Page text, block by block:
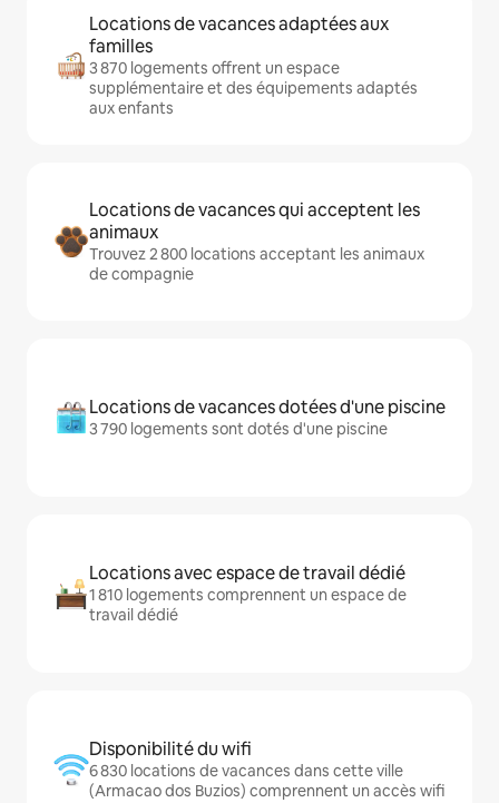
Locations de vacances adaptées aux
familles
3 870 logements offrent un espace
supplémentaire et des équipements adaptés
aux enfants
Locations de vacances qui acceptent les
animaux
Trouvez 2 800 locations acceptant les animaux
de compagnie
Locations de vacances dotées d'une piscine
3 790 logements sont dotés d'une piscine
Locations avec espace de travail dédié
1 810 logements comprennent un espace de
travail dédié
Disponibilité du wifi
6 830 locations de vacances dans cette ville
(Armacao dos Buzios) comprennent un accès wifi